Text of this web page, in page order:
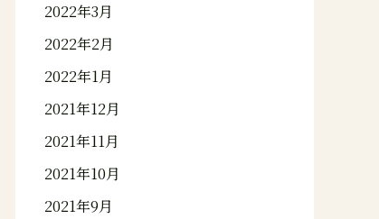
2022年3月
2022年2月
2022年1月
2021年12月
2021年11月
2021年10月
2021年9月